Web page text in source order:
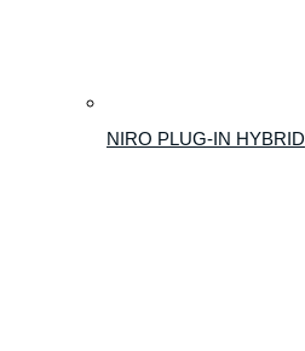
NIRO PLUG-IN HYBRID